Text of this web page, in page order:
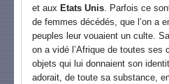
et aux Etats Unis . Parfois ce
de femmes décédés, que l’on a
peuples leur vouaient un culte.
on a vidé l’Afrique de toutes ses
objets qui lui donnaient son
adorait, de toute sa substance,